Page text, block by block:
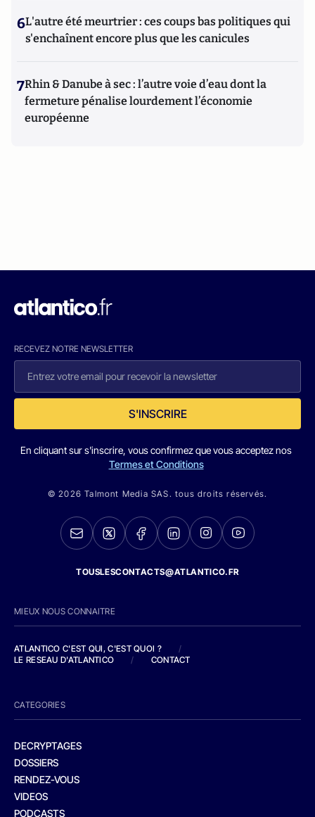
6L'autre été meurtrier : ces coups bas politiques qui
s'enchaînent encore plus que les canicules
7Rhin & Danube à sec : l’autre voie d’eau dont la
fermeture pénalise lourdement l’économie
européenne
RECEVEZ NOTRE NEWSLETTER
S'INSCRIRE
En cliquant sur s'inscrire, vous confirmez que vous acceptez nos
Termes et Conditions
© 2026 Talmont Media SAS. tous droits réservés.
TOUSLESCONTACTS@ATLANTICO.FR
MIEUX NOUS CONNAITRE
ATLANTICO C'EST QUI, C'EST QUOI ?
/
LE RESEAU D'ATLANTICO
/ CONTACT
CATEGORIES
DECRYPTAGES
DOSSIERS
RENDEZ-VOUS
VIDEOS
PODCASTS